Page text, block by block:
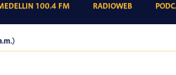
100.4 FM(CURRENT)RADIOWEB(CURRENT)